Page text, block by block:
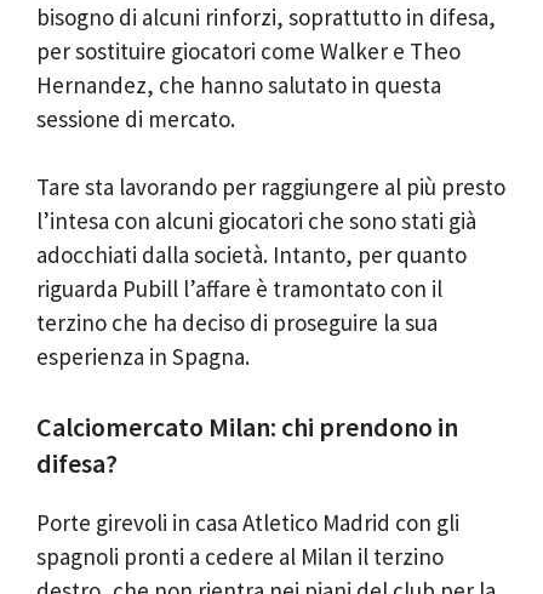
bisogno di alcuni rinforzi, soprattutto in difesa,
per sostituire giocatori come Walker e Theo
Hernandez, che hanno salutato in questa
sessione di mercato.
Tare sta lavorando per raggiungere al più presto
l’intesa con alcuni giocatori che sono stati già
adocchiati dalla società. Intanto, per quanto
riguarda Pubill l’affare è tramontato con il
terzino che ha deciso di proseguire la sua
esperienza in Spagna.
Calciomercato Milan: chi prendono in
difesa?
Porte girevoli in casa Atletico Madrid con gli
spagnoli pronti a cedere al Milan il terzino